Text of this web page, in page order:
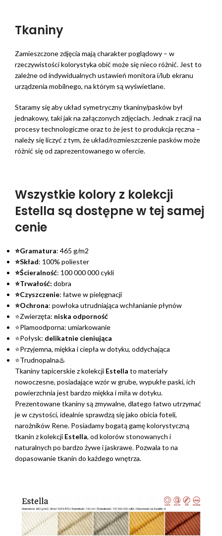
Tkaniny
Zamieszczone zdjęcia mają charakter poglądowy – w
rzeczywistości kolorystyka obić może się nieco różnić. Jest to
zależne od indywidualnych ustawień monitora i/lub ekranu
urządzenia mobilnego, na którym są wyświetlane.
Staramy się aby układ symetryczny tkaniny/pasków był
jednakowy, taki jak na załączonych zdjęciach. Jednak z racji na
procesy technologiczne oraz to że jest to produkcja ręczna –
należy się liczyć z tym, że układ/rozmieszczenie pasków może
różnić się od zaprezentowanego w ofercie.
Wszystkie kolory z kolekcji
Estella są dostępne w tej samej
cenie
⭐Gramatura: 465 g/m2
⭐Skład: 100% poliester
⭐Ścieralność: 100 000 000 cykli
⭐Trwałość: dobra
⭐Czyszczenie: łatwe w pielęgnacji
⭐Ochrona: powłoka utrudniająca wchłanianie płynów
⭐Zwierzęta: niska odporność
⭐Plamoodporna: umiarkowanie
⭐Połysk: delikatnie cieniująca
⭐Przyjemna, miękka i ciepła w dotyku, oddychająca
⭐Trudnopalna♨️
Tkaniny tapicerskie z kolekcji Estella to materiały
nowoczesne, posiadające wzór w grube, wypukłe paski, ich
powierzchnia jest bardzo miękka i miła w dotyku.
Prezentowane tkaniny są zmywalne, dlatego łatwo utrzymać
je w czystości, idealnie sprawdzą się jako obicia foteli,
narożników Rene. Posiadamy bogatą gamę kolorystyczną
tkanin z kolekcji Estella, od kolorów stonowanych i
naturalnych po bardzo żywe i jaskrawe. Pozwala to na
dopasowanie tkanin do każdego wnętrza.